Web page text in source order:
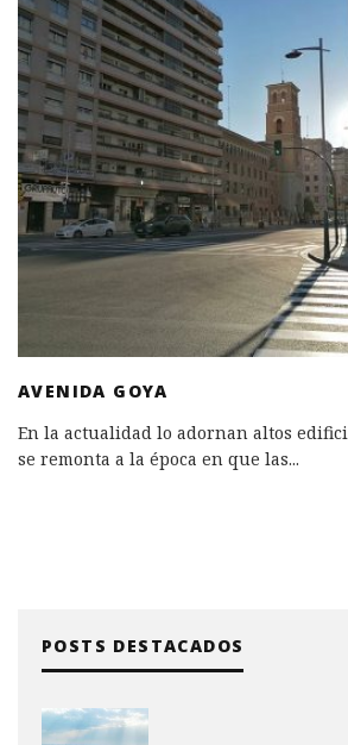
AVENIDA GOYA
En la actualidad lo adornan altos
se remonta a la época en que las...
POSTS DESTACADOS